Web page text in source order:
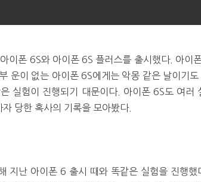
이폰 6S와 아이폰 6S 플러스를 출시했다. 아이
운이 없는 아이폰 6S에게는 악몽 같은 날이기
실험이 진행되기 대문이다. 아이폰 6S도 여러
당한 혹사의 기록을 모아봤다.
지난 아이폰 6 출시 때와 똑같은 실험을 진행했